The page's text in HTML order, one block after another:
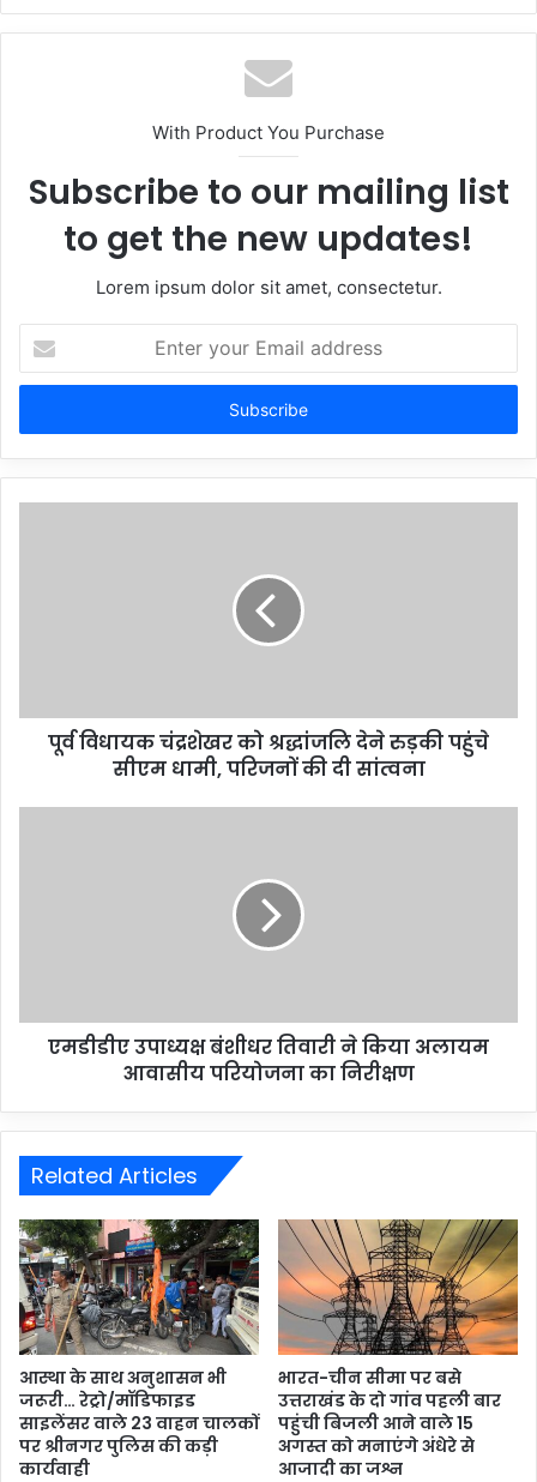
With Product You Purchase
Subscribe to our mailing list
to get the new updates!
Lorem ipsum dolor sit amet, consectetur.
Enter
your
Email
पूर्व विधायक चंद्रशेखर को श्रद्धांजलि देने रुड़की पहुंचे
सीएम धामी, परिजनों की दी सांत्वना
एमडीडीए उपाध्यक्ष बंशीधर तिवारी ने किया अलायम
आवासीय परियोजना का निरीक्षण
Related Articles
आस्था के साथ अनुशासन भी
जरूरी… रेट्रो/मॉडिफाइड
साइलेंसर वाले 23 वाहन चालकों
पर श्रीनगर पुलिस की कड़ी
कार्यवाही
भारत-चीन सीमा पर बसे
उत्तराखंड के दो गांव पहली बार
पहुंची बिजली आने वाले 15
अगस्त को मनाएंगे अंधेरे से
आजादी का जश्न